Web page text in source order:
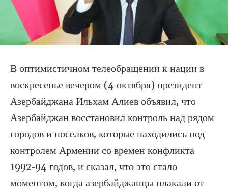
В оптимистичном телеобращении к нации в
воскресенье вечером (4 октября) президент
Азербайджана Ильхам Алиев объявил, что
Азербайджан восстановил контроль над рядом
городов и поселков, которые находились под
контролем Армении со времен конфликта
1992-94 годов, и сказал, что это стало
моментом, когда азербайджанцы плакали от